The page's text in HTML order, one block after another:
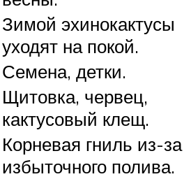
Зимой эхинокактусы
уходят на покой.
Семена, детки.
Щитовка, червец,
кактусовый клещ.
Корневая гниль из-за
избыточного полива.